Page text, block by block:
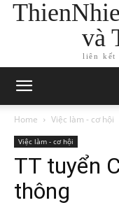
và
liên kết
Home Việc làm - cơ hội
Việc làm - cơ hội
TT tuyển
thông